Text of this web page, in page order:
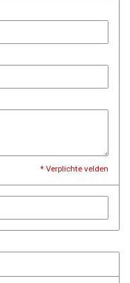
* Verplichte velden